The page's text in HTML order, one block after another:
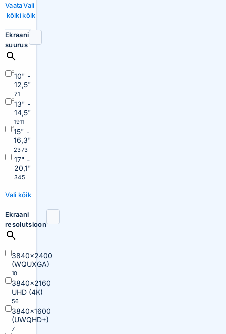
Vaata
kõiki
Vali
kõik
Ekraani
suurus
10" -
12,5"
21
13" -
14,5"
1911
15" -
16,3"
2373
17" -
20,1"
345
Vali kõik
Ekraani
resolutsioon
3840×2400
(WQUXGA)
10
3840×2160
UHD (4K)
56
3840×1600
(UWQHD+)
7